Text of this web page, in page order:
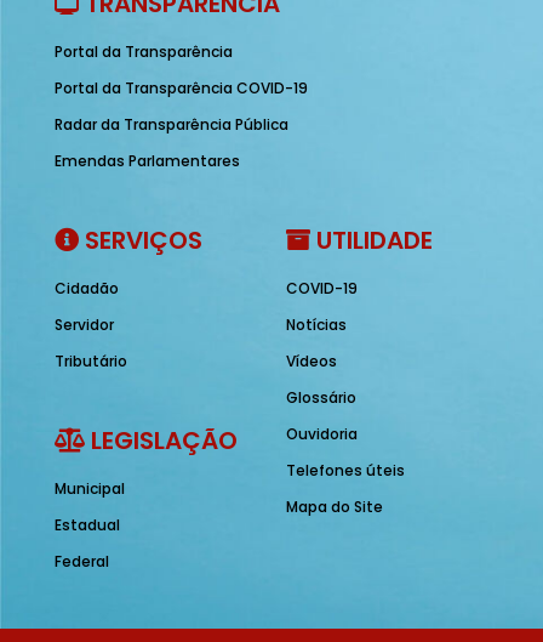
Portal da Transparência
Portal da Transparência COVID-19
Radar da Transparência Pública
Emendas Parlamentares
SERVIÇOS
Cidadão
Servidor
Tributário
LEGISLAÇÃO
Municipal
Estadual
Federal
UTILIDADE
COVID-19
Notícias
Vídeos
Glossário
Ouvidoria
Telefones úteis
Mapa do Site